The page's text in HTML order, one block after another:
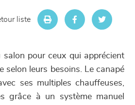
liste
salon pour ceux qui apprécient
selon leurs besoins. Le canapé
ses multiples chauffeuses,
grâce à un système manuel